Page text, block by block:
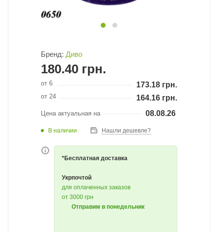
Бренд: Диво
180.40 грн.
от 6 173.18 грн.
от 24 164.16 грн.
Цена актуальная на 08.08.26
В наличии Нашли дешевле?
*Бесплатная доставка
Укрпочтой
для оплаченных заказов
от 3000 грн
Отправим в понедельник